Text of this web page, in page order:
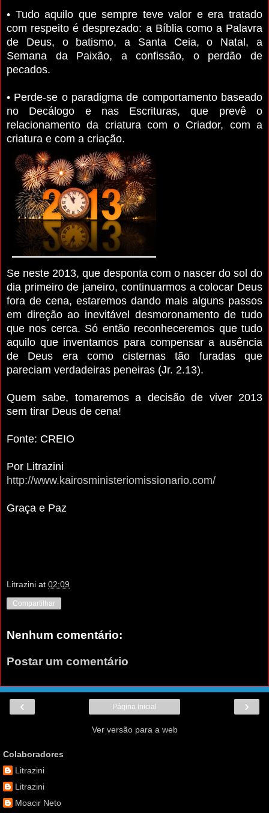
• Tudo aquilo que sempre teve valor e era tratado
com respeito é desprezado: a Bíblia como a Palavra
de Deus, o batismo, a Santa Ceia, o Natal, a
Semana da Paixão, a confissão, o perdão de
pecados.
• Perde-se o paradigma de comportamento baseado
no Decálogo e nas Escrituras, que prevê o
relacionamento da criatura com o Criador, com a
criatura e com a criação.
Se neste 2013, que desponta com o nascer do sol do
dia primeiro de janeiro, continuarmos a colocar Deus
fora de cena, estaremos dando mais alguns passos
em direção ao inevitável desmoronamento de tudo
que nos cerca. Só então reconheceremos que tudo
aquilo que inventamos para compensar a ausência
de Deus era como cisternas tão furadas que
pareciam verdadeiras peneiras (Jr. 2.13).
Quem sabe, tomaremos a decisão de viver 2013
sem tirar Deus de cena!
Fonte: CREIO
Por Litrazini
http://www.kairosministeriomissionario.com/
Graça e Paz
Litrazini at 02:09
Compartilhar
Nenhum comentário:
Postar um comentário
‹ ›
Página inicial
Ver versão para a web
Colaboradores
Litrazini
Litrazini
Moacir Neto